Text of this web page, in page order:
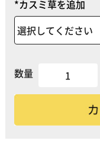
*カスミ草を追加
数量